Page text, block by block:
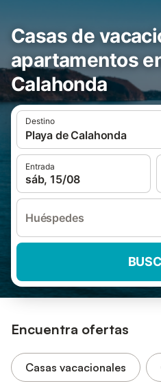
Casas de
apartamentos
Calahonda
Destino
Playa de Calahonda
Entrada
sáb, 15/08
Huéspedes
Encuentra ofertas
Casas vacacionales